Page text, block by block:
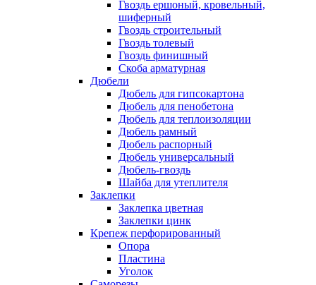
Гвоздь ершоный, кровельный,
шиферный
Гвоздь строительный
Гвоздь толевый
Гвоздь финишный
Скоба арматурная
Дюбели
Дюбель для гипсокартона
Дюбель для пенобетона
Дюбель для теплоизоляции
Дюбель рамный
Дюбель распорный
Дюбель универсальный
Дюбель-гвоздь
Шайба для утеплителя
Заклепки
Заклепка цветная
Заклепки цинк
Крепеж перфорированный
Опора
Пластина
Уголок